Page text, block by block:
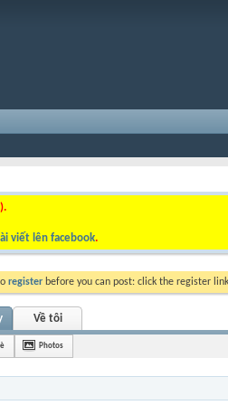
viết lên facebook.
register before you can post: click the register
Về tôi
Photos